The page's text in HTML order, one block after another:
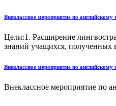
Внеклассное мероприятие по
Цели:1. Расширение
знаний учащихся, полученных
Внеклассное мероприятие по
Внеклассное мероприятие по